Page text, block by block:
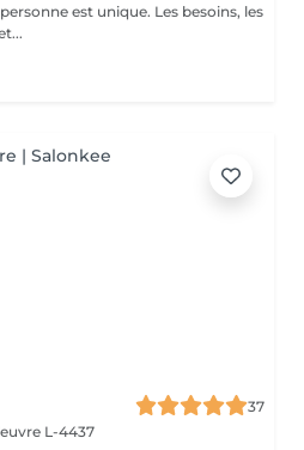
est unique. Les besoins, les
37
L-4437